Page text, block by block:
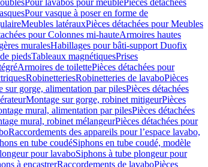
Pour lavabos pour meublePièces détachées
Pour vasque à poser en forme de
Meubles latérauxPièces détachées pour Meubles
pour Colonnes mi-hauteArmoires hautes
muralesHabillages pour bâti-support Duofix
piedsTableaux magnétiquesPrises
Armoires de toilettePièces détachées pour
RobinetteriesRobinetteries de lavaboPièces
sur gorge, alimentation par pilesPièces détachées
Montage sur gorge, robinet mitigeurPièces
mural, alimentation par pilesPièces détachées
mural, robinet mélangeurPièces détachées pour
Raccordements des appareils pour l’espace lavabo,
en tube coudéSiphons en tube coudé, modèle
pour lavaboSiphons à tube plongeur pour
à encastrerRaccordements de lavaboPièces